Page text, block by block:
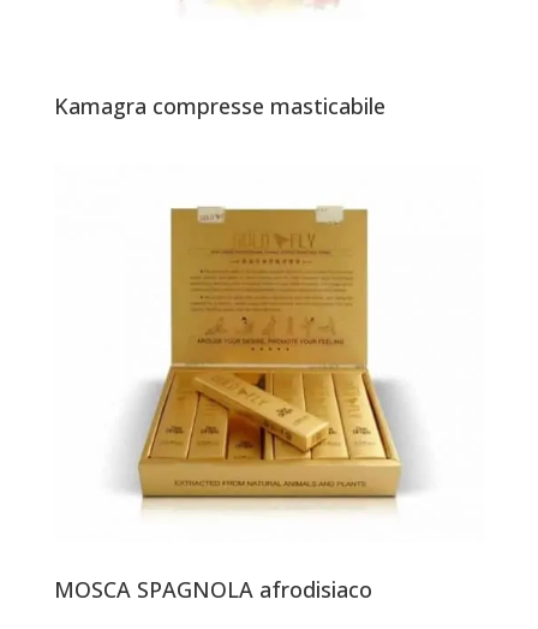
Kamagra compresse masticabile
MOSCA SPAGNOLA afrodisiaco